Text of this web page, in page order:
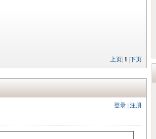
上页 1 下页
登录 注册